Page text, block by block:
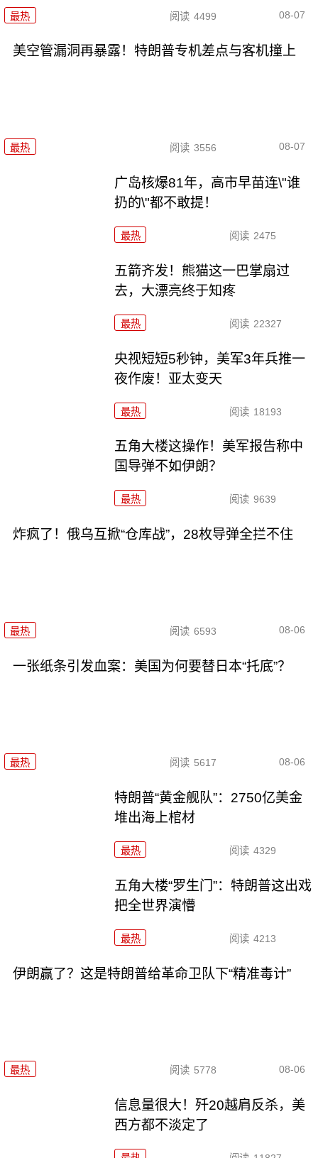
最热 阅读 4499 08-07
美空管漏洞再暴露！特朗普专机差点与客机撞上
最热 阅读 3556 08-07
广岛核爆81年，高市早苗连\"谁
扔的\"都不敢提！
最热 阅读 2475
五箭齐发！熊猫这一巴掌扇过
去，大漂亮终于知疼
最热 阅读 22327
央视短短5秒钟，美军3年兵推一
夜作废！亚太变天
最热 阅读 18193
五角大楼这操作！美军报告称中
国导弹不如伊朗？
最热 阅读 9639
炸疯了！俄乌互掀“仓库战”，28枚导弹全拦不住
最热 阅读 6593 08-06
一张纸条引发血案：美国为何要替日本“托底”？
最热 阅读 5617 08-06
特朗普“黄金舰队”：2750亿美金
堆出海上棺材
最热 阅读 4329
五角大楼“罗生门”：特朗普这出戏
把全世界演懵
最热 阅读 4213
伊朗赢了？这是特朗普给革命卫队下“精准毒计”
最热 阅读 5778 08-06
信息量很大！歼20越肩反杀，美
西方都不淡定了